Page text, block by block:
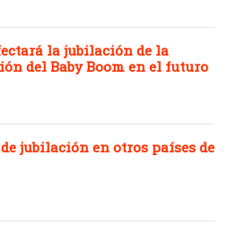
la jubilación de la
del Baby Boom en el futuro
de jubilación en otros países de